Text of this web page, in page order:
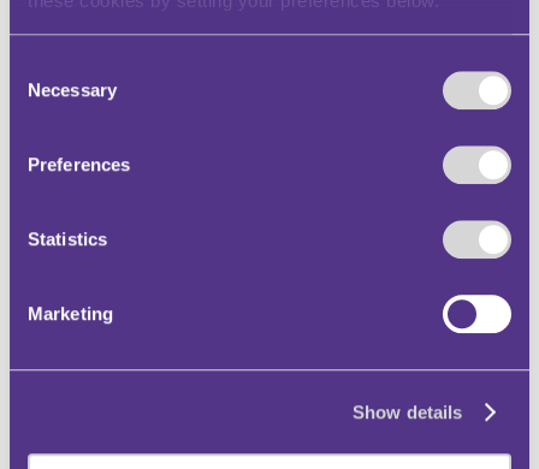
Selection
Necessary
Preferences
Statistics
Marketing
Show details
taledig ddod i ben fod yn berthnasol
hefyd)
benderfynwyd yn flaenorol fod yn
berswadiol, ond nad ydynt yn rhwymo
rhybudd na ddylid dibynnu ar enwau
achosion a rhifau apêl a geir ar y we i
penderfyniad ysgrifenedig llawn i'r
Tribiwnlys.
Darllenwch benderfyniad y beirniad yn
llawn